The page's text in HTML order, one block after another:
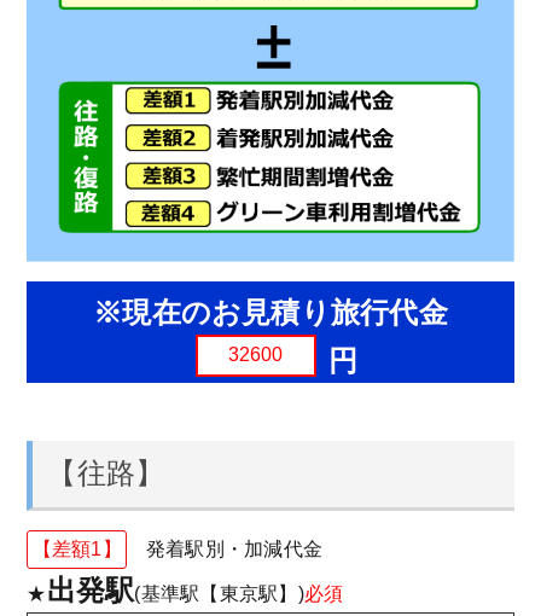
※現在のお見積り旅行代金
円
【往路】
【差額1】 発着駅別・加減代金
★出発駅(基準駅【東京駅】)必須